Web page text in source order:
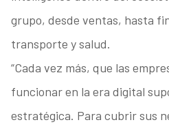
grupo, desde ventas, hasta
transporte y salud.
“Cada vez más, que las
funcionar en la era digital
estratégica. Para cubrir sus